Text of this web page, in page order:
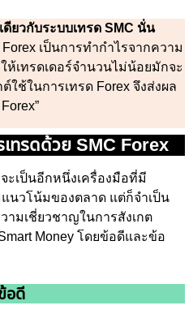
ยวกับระบบเทรด SMC นั่น
Forex เป็นการทำกำไรจากความ
ห้เทรดเดอร์จำนวนไม่น้อยมักจะ
ใช้ในการเทรด Forex จึงส่งผล
เทรดด้วย SMC Forex
ะเป็นอีกหนึ่งเครื่องมือที่มี
นวโน้มของตลาด แต่ก็จำเป็น
มเชี่ยวชาญในการสังเกต
Money โดยข้อดีและข้อ
อดี